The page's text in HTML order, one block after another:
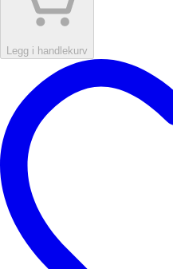
Legg i handlekurv